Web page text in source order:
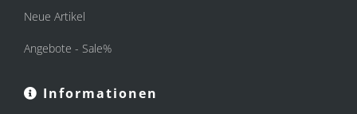
Neue Artikel
Angebote - Sale%
Informationen